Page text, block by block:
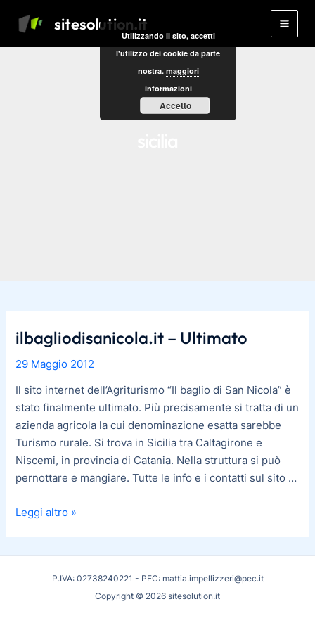
sitesolution.it
Main
ilbagliodisanicola.it – Ultimato
29 Maggio 2012
Il sito internet dell’Agriturismo “Il baglio di San Nicola” è
stato finalmente ultimato. Più precisamente si tratta di un
azienda agricola la cui denominazione esatta sarebbe
Turismo rurale. Si trova in Sicilia tra Caltagirone e
Niscemi, in provincia di Catania. Nella struttura si può
pernottare e mangiare. Tutte le info e i contatti sul sito …
ilbagliodisanicola.it
Ultimato
Leggi altro »
P.IVA: 02738240221 - PEC: mattia.impellizzeri@pec.it
Copyright © 2026 sitesolution.it
Utilizzando il sito, accetti
l'utilizzo dei cookie da parte
nostra. maggiori
informazioni
Accetto